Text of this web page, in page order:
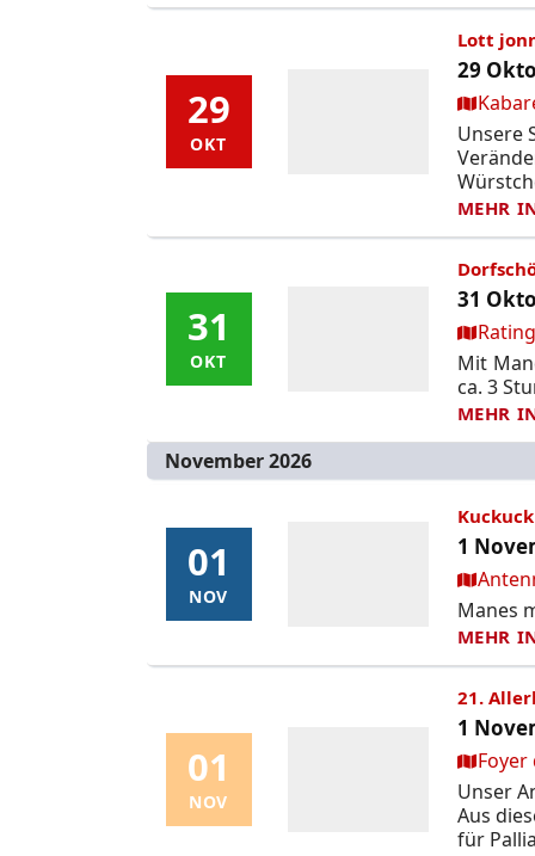
29
OKT
29
OKT
Lott
29
Ort:
Unsere
MEHR
31
OKT
31
OKT
31
Ort:
Mit
ca. 3
MEHR
November 2026
01
NOV
01
NOV
1
Ort:
Manes
MEHR
01
NOV
01
NOV
21.
1
Ort:
Unser
Aus
für